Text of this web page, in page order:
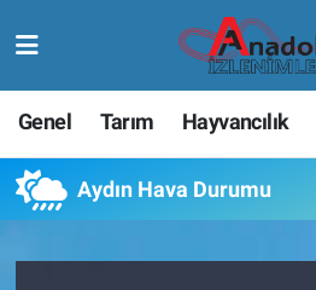
Genel Tarım Hayvancılık
Aydın Hava Durumu